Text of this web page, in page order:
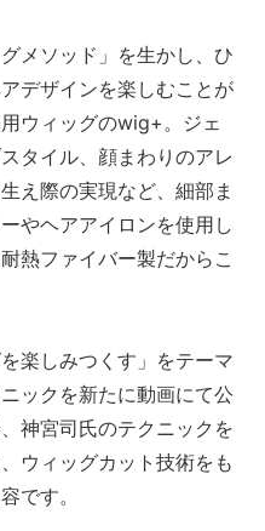
メソッド」を生かし、ひ
デザインを楽しむことが
ウィッグのwig+。ジェ
タイル、顔まわりのアレ
え際の実現など、細部ま
やヘアアイロンを使用し
熱ファイバー製だからこ
楽しみつくす」をテーマ
ックを新たに動画にて公
神宮司氏のテクニックを
ウィッグカット技術をも
です。